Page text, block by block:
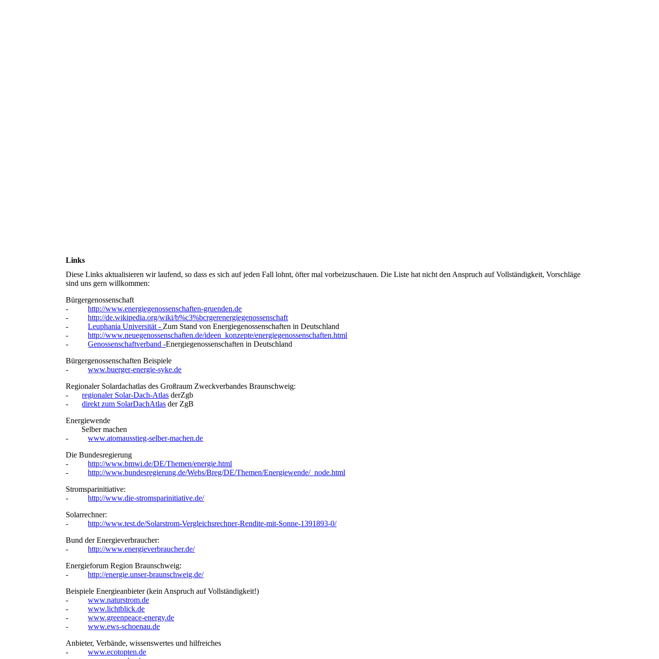
Links
Diese Links aktualisieren wir laufend, so dass es sich auf jeden Fall lohnt, öfter mal vorbeizuschauen. Die Liste hat nicht den Anspruch auf Vollständigkeit, Vorschläge
sind uns gern willkommen:
Bürgergenossenschaft
-http://www.energiegenossenschaften-gruenden.de
-http://de.wikipedia.org/wiki/b%c3%bcrgerenergiegenossenschaft
-Leuphania Universität - Zum Stand von Energiegenossenschaften in Deutschland
-http://www.neuegenossenschaften.de/ideen_konzepte/energiegenossenschaften.html
-Genossenschaftverband -Energiegenossenschaften in Deutschland
Bürgergenossenschaften Beispiele
-www.buerger-energie-syke.de
Regionaler Solardachatlas des Großraum Zweckverbandes Braunschweig:
-regionaler Solar-Dach-Atlas derZgb
-direkt zum SolarDachAtlas der ZgB
Energiewende
Selber machen
-www.atomausstieg-selber-machen.de
Die Bundesregierung
-http://www.bmwi.de/DE/Themen/energie.html
-http://www.bundesregierung.de/Webs/Breg/DE/Themen/Energiewende/_node.html
Stromsparinitiative:
-http://www.die-stromsparinitiative.de/
Solarrechner:
-http://www.test.de/Solarstrom-Vergleichsrechner-Rendite-mit-Sonne-1391893-0/
Bund der Energieverbraucher:
-http://www.energieverbraucher.de/
Energieforum Region Braunschweig:
-http://energie.unser-braunschweig.de/
Beispiele Energieanbieter (kein Anspruch auf Vollständigkeit!)
-www.naturstrom.de
-www.lichtblick.de
-www.greenpeace-energy.de
-www.ews-schoenau.de
Anbieter, Verbände, wissenswertes und hilfreiches
-www.ecotopten.de